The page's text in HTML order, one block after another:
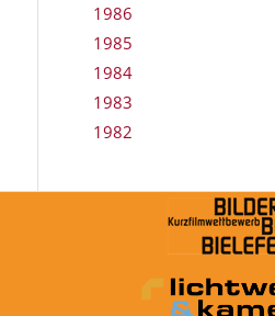
1986
1985
1984
1983
1982